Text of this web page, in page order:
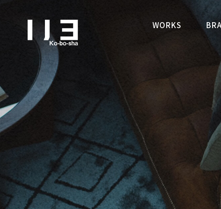
札幌でデザイン性の高い
WORKS